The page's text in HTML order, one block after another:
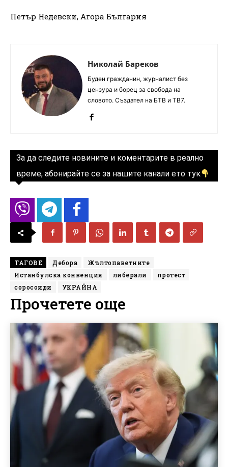
Петър Недевски, Агора България
Николай Бареков
Буден гражданин, журналист без
цензура и борец за свобода на
словото. Създател на БТВ и ТВ7.
За да следите новините и коментарите в реално
време, абонирайте се за нашите канали ето тук
ТАГОВЕ Дебора
Жълтопаветните
Истанбулска конвенция
либерали
протест
соросоиди
УКРАЙНА
Прочетете още